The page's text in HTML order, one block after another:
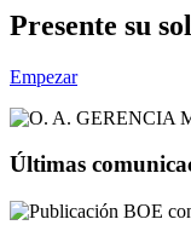
Presente su
Empezar
Últimas